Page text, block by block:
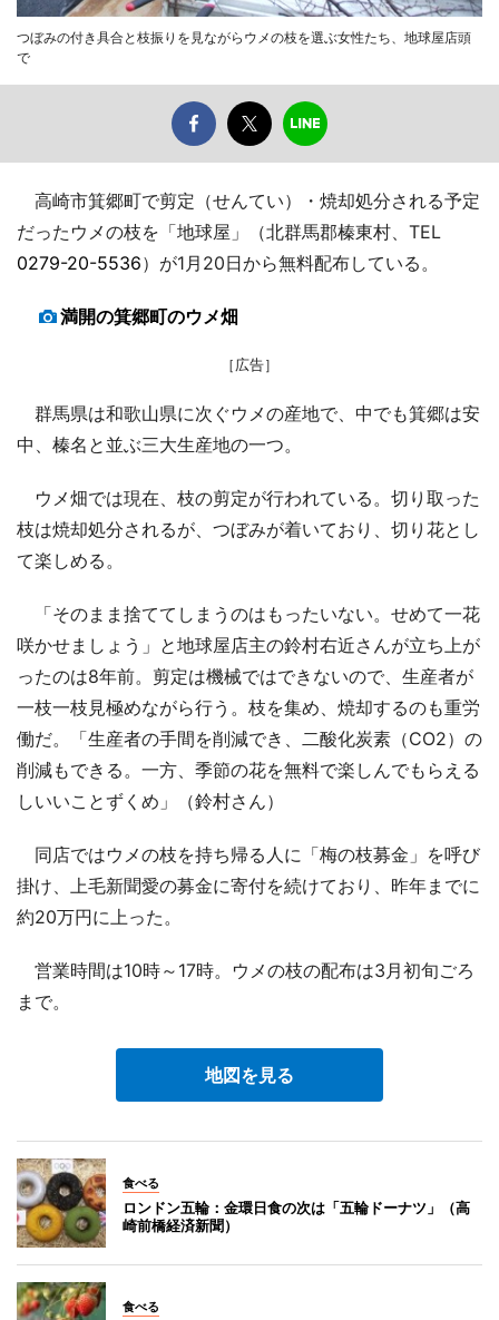
つぼみの付き具合と枝振りを見ながらウメの枝を選ぶ女性たち、地球屋店頭
で
高崎市箕郷町で剪定（せんてい）・焼却処分される予定
だったウメの枝を「地球屋」（北群馬郡榛東村、TEL
0279-20-5536）が1月20日から無料配布している。
満開の箕郷町のウメ畑
［広告］
群馬県は和歌山県に次ぐウメの産地で、中でも箕郷は安
中、榛名と並ぶ三大生産地の一つ。
ウメ畑では現在、枝の剪定が行われている。切り取った
枝は焼却処分されるが、つぼみが着いており、切り花とし
て楽しめる。
「そのまま捨ててしまうのはもったいない。せめて一花
咲かせましょう」と地球屋店主の鈴村右近さんが立ち上が
ったのは8年前。剪定は機械ではできないので、生産者が
一枝一枝見極めながら行う。枝を集め、焼却するのも重労
働だ。「生産者の手間を削減でき、二酸化炭素（CO2）の
削減もできる。一方、季節の花を無料で楽しんでもらえる
しいいことずくめ」（鈴村さん）
同店ではウメの枝を持ち帰る人に「梅の枝募金」を呼び
掛け、上毛新聞愛の募金に寄付を続けており、昨年までに
約20万円に上った。
営業時間は10時～17時。ウメの枝の配布は3月初旬ごろ
まで。
地図を見る
食べる
ロンドン五輪：金環日食の次は「五輪ドーナツ」（高
崎前橋経済新聞）
食べる